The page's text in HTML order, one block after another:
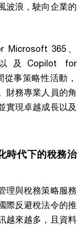
波浪，駛向企業的
365、
及Copilot for
事策略性活動，
財務專業人員的角
實現卓越成長以及
時代下的稅務治
理與稅務策略服務
際反避稅法令的推
越來越多，且資料